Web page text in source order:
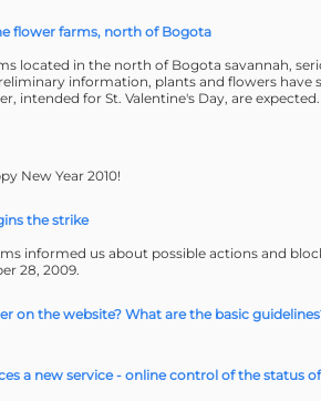
flower farms, north of Bogota
located in the north of Bogota savannah,
information, plants and flowers have
intended for St. Valentine's Day, are expected.
New Year 2010!
the strike
informed us about possible actions and
28, 2009.
on the website? What are the basic
a new service - online control of the status